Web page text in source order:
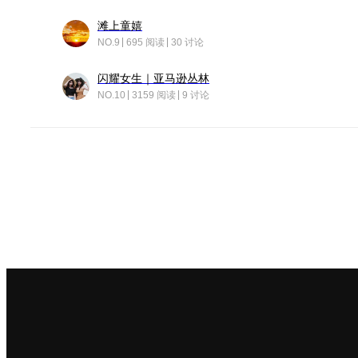
滩上童嬉
NO.9 695 阅读 30 讨论
闪耀女生｜亚马逊丛林
NO.10 3159 阅读 9 讨论